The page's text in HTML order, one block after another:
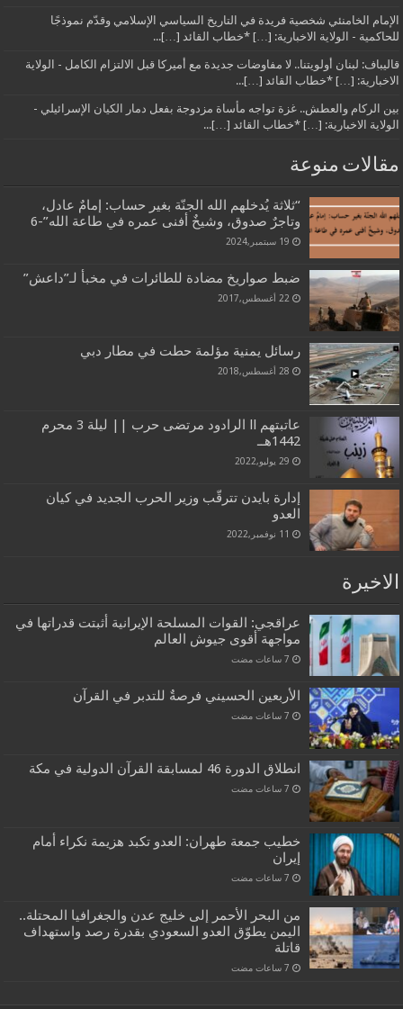
الإمام الخامنئي شخصية فريدة في التاريخ السياسي الإسلامي وقدّم نموذجًا
للحاكمية - الولاية الاخبارية: […] *خطاب القائد […]...
قاليباف: لبنان أولويتنا.. لا مفاوضات جديدة مع أميركا قبل الالتزام الكامل - الولاية
الاخبارية: […] *خطاب القائد […]...
بين الركام والعطش.. غزة تواجه مأساة مزدوجة بفعل دمار الكيان الإسرائيلي -
الولاية الاخبارية: […] *خطاب القائد […]...
مقالات منوعة
“ثلاثة يُدخلهم الله الجنّة بغير حساب: إمامٌ عادل،
وتاجرٌ صدوق، وشيخٌ أفنى عمره في طاعة الله”-6
19 سبتمبر,2024
ضبط صواريخ مضادة للطائرات في مخبأ لـ”داعش”
22 أغسطس,2017
رسائل يمنية مؤلمة حطت في مطار دبي
28 أغسطس,2018
عاتبتهم ll الرادود مرتضى حرب || ليلة 3 محرم
1442هــ
29 يوليو,2022
إدارة بايدن تترقّب وزير الحرب الجديد في كيان
العدو
11 نوفمبر,2022
الاخيرة
عراقجي: القوات المسلحة الإيرانية أثبتت قدراتها في
مواجهة أقوى جيوش العالم
الأربعين الحسيني فرصةٌ للتدبر في القرآن
انطلاق الدورة 46 لمسابقة القرآن الدولية في مكة
خطيب جمعة طهران: العدو تكبد هزيمة نكراء أمام
إيران
من البحر الأحمر إلى خليج عدن والجغرافيا المحتلة..
اليمن يطوّق العدو السعودي بقدرة رصد واستهداف
قاتلة